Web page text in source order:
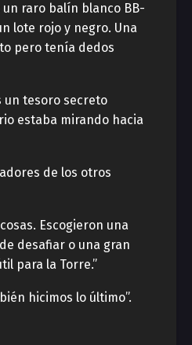
raro balín blanco BB-
lote rojo y negro. Una
pero tenía dedos
un tesoro secreto
estaba mirando hacia
de los otros
Escogieron una
desafiar o una gran
para la Torre.”
hicimos lo último”.